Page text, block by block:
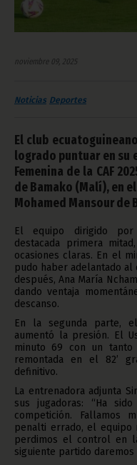
noviembre 09, 2025
Noticias Deportes
El club
logrado puntuar en su
Femenina de la CAF
de Bamako (Malí), en
Mohamed Mansour de
El equipo dirigido
destacada primera
ocasiones claras. En el
pudo haber adelantado
después, Ana María
dando ventaja
descanso.
En la segunda parte,
aumentó la presión. El
minuto 69 con un tanto
remontada en el 82’
definitivo.
La entrenadora adjunta
sus jugadoras: “Ha
competición. Fallamos
penalti errado, el equipo
perdimos el control en
siguiente partido daremos